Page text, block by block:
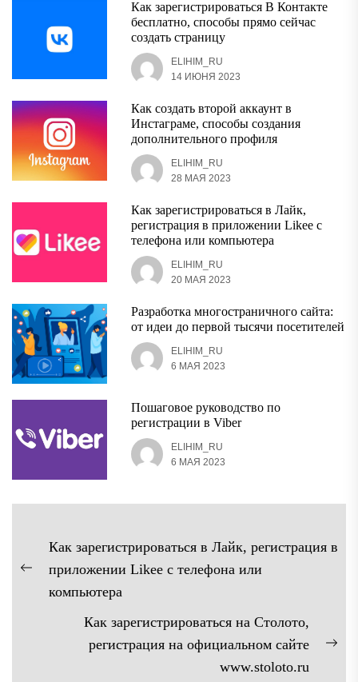
Как зарегистрироваться В Контакте
бесплатно, способы прямо сейчас
создать страницу
ELIHIM_RU
14 ИЮНЯ 2023
Как создать второй аккаунт в
Инстаграме, способы создания
дополнительного профиля
ELIHIM_RU
28 МАЯ 2023
Как зарегистрироваться в Лайк,
регистрация в приложении Likee с
телефона или компьютера
ELIHIM_RU
20 МАЯ 2023
Разработка многостраничного сайта:
от идеи до первой тысячи посетителей
ELIHIM_RU
6 МАЯ 2023
Пошаговое руководство по
регистрации в Viber
ELIHIM_RU
6 МАЯ 2023
Навигация
по
записям
Предыдущая
запись:
Как зарегистрироваться в Лайк, регистрация в
приложении Likee с телефона или
компьютера
Как зарегистрироваться на Столото,
регистрация на официальном сайте
www.stoloto.ru